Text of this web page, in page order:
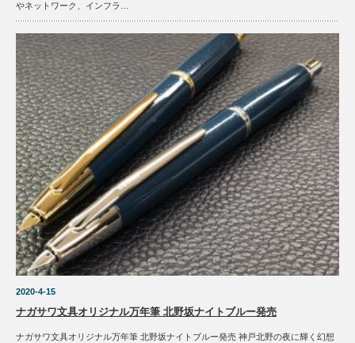
やネットワーク、インフラ…
2020-4-15
ナガサワ文具オリジナル万年筆 北野坂ナイトブルー発売
ナガサワ文具オリジナル万年筆 北野坂ナイトブルー発売 神戸北野の夜に輝く幻想